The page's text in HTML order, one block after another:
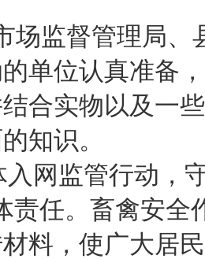
场监督管理局、
单位认真准备
合实物以及一
知识。
网监管行动，
责任。畜禽安全
料，使广大居